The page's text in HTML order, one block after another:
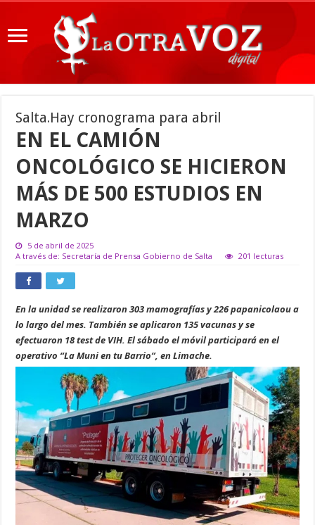
Salta.Hay cronograma para abril
EN EL CAMIÓN
ONCOLÓGICO SE HICIERON
MÁS DE 500 ESTUDIOS EN
MARZO
5 de abril de 2025
A través de: Secretaría de Prensa Gobierno de Salta
201 lecturas
En la unidad se realizaron 303 mamografías y 226 papanicolaou a
lo largo del mes. También se aplicaron 135 vacunas y se
efectuaron 18 test de VIH. El sábado el móvil participará en el
operativo “La Muni en tu Barrio”, en Limache.